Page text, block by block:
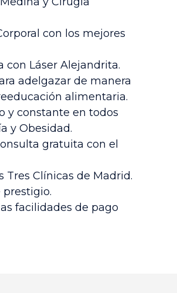
con los mejores
con Láser Alejandrita.
adelgazar de manera
alimentaria.
y constante en todos
y Obesidad.
gratuita con el
Tres Clínicas de Madrid.
prestigio.
facilidades de pago